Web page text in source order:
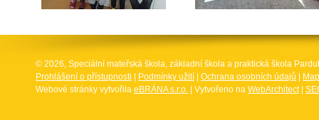
© 2026, Speciální mateřská škola, základní škola a praktická škola
Prohlášení o přístupnosti
Podmínky užití Ochrana osobních údajů
Webové stránky vytvořila eBRÁNA s.r.o. | Vytvořeno na WebArchitect|